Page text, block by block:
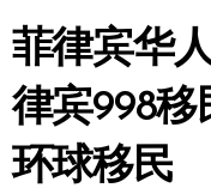
转
到
内
容
菲律宾华
律宾998移
环球移民